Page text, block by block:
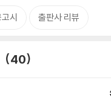
시 출판사 리뷰
40